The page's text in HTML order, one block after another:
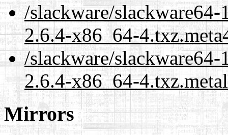
/slackware/
2.6.4-x86_64-
/slackware/
2.6.4-x86_64-
Mirrors